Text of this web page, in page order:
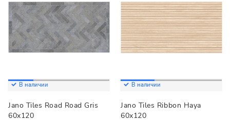
В наличии
Jano Tiles Road Road Gris
60x120
В наличии
Jano Tiles Ribbon Haya
60x120